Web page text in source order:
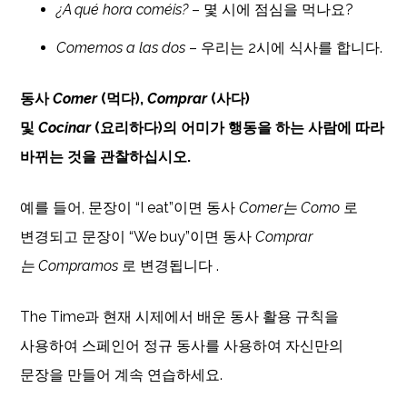
¿A qué hora coméis?– 몇 시에 점심을 먹나요?
Comemos a las dos – 우리는 2시에 식사를 합니다.
동사Comer(먹다),Comprar(사다)
및Cocinar(요리하다)의 어미가 행동을 하는 사람에 따라
바뀌는 것을 관찰하십시오.
예를 들어, 문장이 “I eat”이면 동사Comer는Como 로
변경되고 문장이 “We buy”이면 동사Comprar
는Compramos 로 변경됩니다 .
The Time과 현재 시제에서 배운 동사 활용 규칙을
사용하여 스페인어 정규 동사를 사용하여 자신만의
문장을 만들어 계속 연습하세요.